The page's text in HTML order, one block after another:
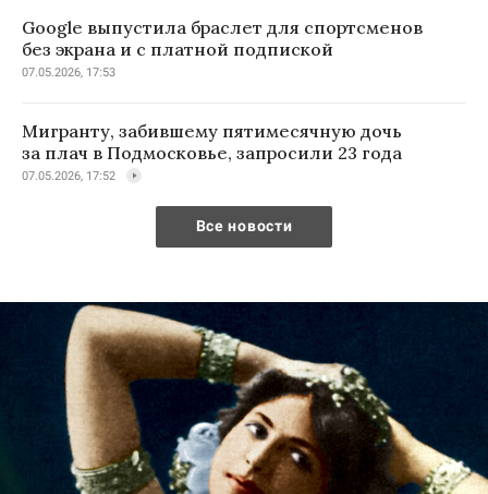
Google выпустила браслет для спортсменов
без экрана и с платной подпиской
07.05.2026, 17:53
Мигранту, забившему пятимесячную дочь
за плач в Подмосковье, запросили 23 года
07.05.2026, 17:52
Все новости